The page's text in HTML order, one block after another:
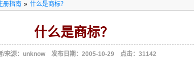
册指南 » 什么是商标？
什么是商标？
/来源：unknow 发布日期：2005-10-29 点击：31142